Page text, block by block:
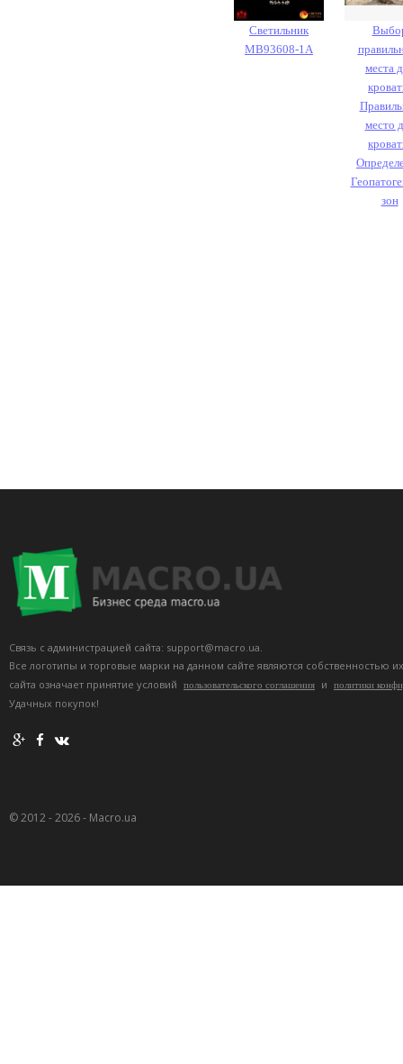
Светильник
MB93608-1A
места
место
зон
Связь с администрацией сайта: support@macro.ua.
Все логотипы и торговые марки на данном сайте являются собственностью
сайта означает принятие условий
пользовательского соглашения и политики
Удачных покупок!
© 2012 - 2026 - Macro.ua